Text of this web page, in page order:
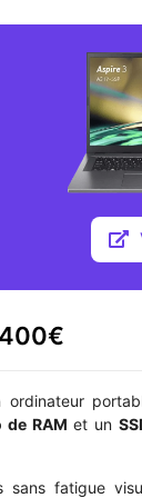
de RAM et un
fatigue